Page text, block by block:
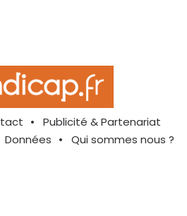
Publicité & Partenariat
Données Qui sommes nous ?